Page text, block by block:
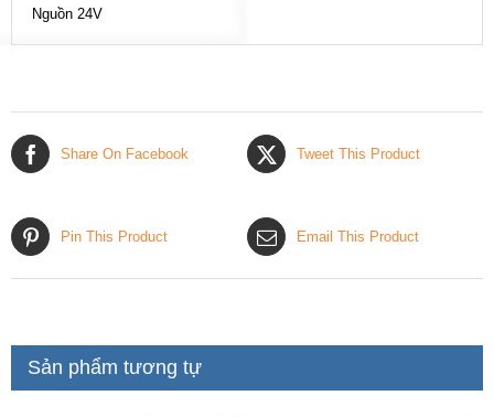
Nguồn 24V
Share On Facebook Tweet This Product
Pin This Product Email This Product
Sản phẩm tương tự